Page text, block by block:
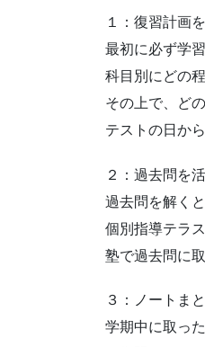
１：復習計画
最初に必ず学
科目別にどの
その上で、ど
テストの日か
２：過去問を
過去問を解く
個別指導テラ
塾で過去問に
３：ノートま
学期中に取っ